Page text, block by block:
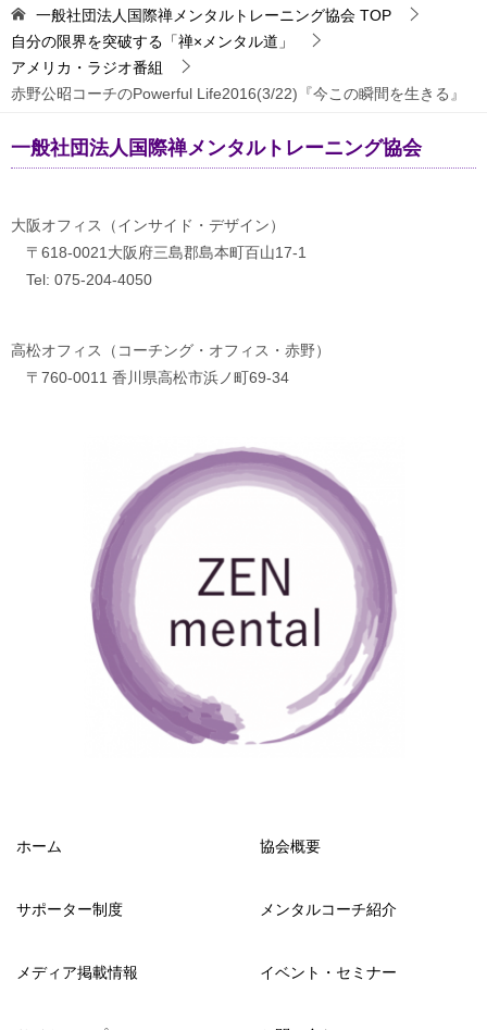
一般社団法人国際禅メンタルトレーニング協会 TOP
自分の限界を突破する「禅×メンタル道」
アメリカ・ラジオ番組
赤野公昭コーチのPowerful Life2016(3/22)『今この瞬間を生きる』
一般社団法人国際禅メンタルトレーニング協会
大阪オフィス（インサイド・デザイン）
〒618-0021大阪府三島郡島本町百山17-1
Tel: 075-204-4050
高松オフィス（コーチング・オフィス・赤野）
〒760-0011 香川県高松市浜ノ町69-34
ホーム 協会概要
サポーター制度 メンタルコーチ紹介
メディア掲載情報 イベント・セミナー